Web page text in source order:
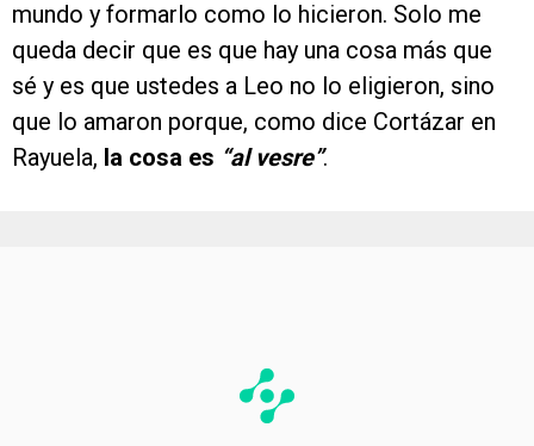
mundo y formarlo como lo hicieron. Solo me
queda decir que es que hay una cosa más que
sé y es que ustedes a Leo no lo eligieron, sino
que lo amaron porque, como dice Cortázar en
Rayuela, la cosa es “al vesre”.